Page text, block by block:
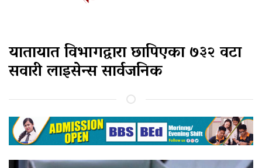
यातायात विभागद्वारा छापिएका ७३२ वटा
सवारी लाइसेन्स सार्वजनिक